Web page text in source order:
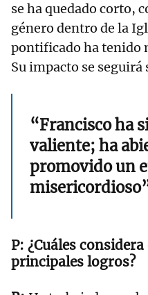
se ha quedado corto,
género dentro de la
pontificado ha tenido
Su impacto se
“Francisco ha
valiente; ha
promovido un
¿Cuáles
principales logros?